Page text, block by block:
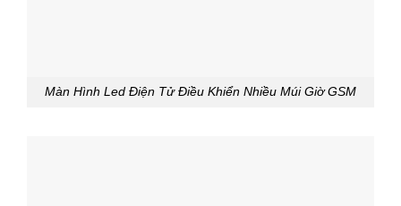
Màn Hình Led Điện Tử Điều Khiển Nhiều Múi Giờ GSM